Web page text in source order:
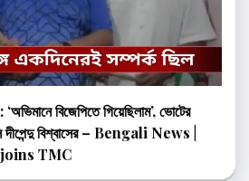
বিজেপিতে গিয়েছিলাম’, ভোটের
বিশ্বাসের – Bengali News |
TMC